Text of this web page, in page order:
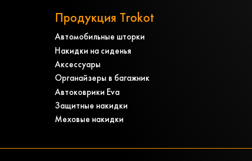
Продукция Trokot
Автомобильные шторки
Накидки на сиденья
Аксессуары
Органайзеры в багажник
Автоковрики Eva
Защитные накидки
Меховые накидки